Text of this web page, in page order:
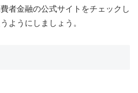
者金融の公式サイトをチェックし
ようにしましょう。